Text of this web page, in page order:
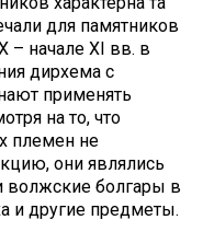
для памятников
– начале XI вв. в
дирхема с
применять
на то, что
племен не
они являлись
волжские болгары в
и другие предметы.